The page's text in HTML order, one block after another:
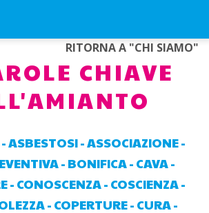
RITORNA A "CHI SIAMO"
CHIAVE
-ASBESTOSI-ASSOCIAZIONE-
- BONIFICA- CAVA-
- CONOSCENZA- COSCIENZA-
- COPERTURE- CURA-